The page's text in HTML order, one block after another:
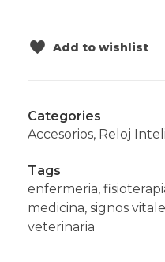
Add to wishlist
Categories
Accesorios, Reloj
Tags
enfermeria,
medicina, signos
veterinaria